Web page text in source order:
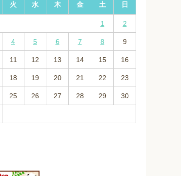
火 水 木 金 土 日
1 2
4 5 6 7 8 9
11 12 13 14 15 16
18 19 20 21 22 23
25 26 27 28 29 30